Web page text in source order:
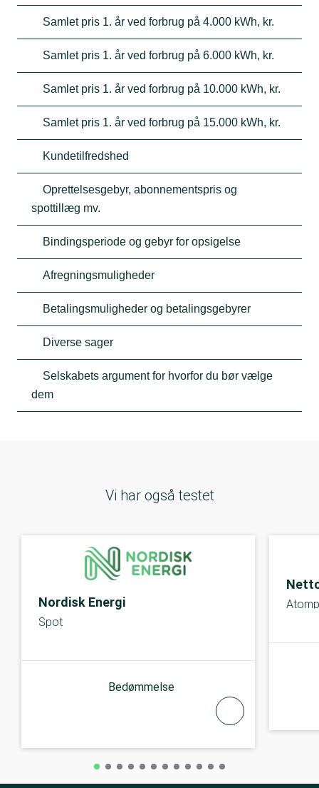
Samlet pris 1. år ved forbrug på 4.000 kWh, kr.
Samlet pris 1. år ved forbrug på 6.000 kWh, kr.
Samlet pris 1. år ved forbrug på 10.000 kWh, kr.
Samlet pris 1. år ved forbrug på 15.000 kWh, kr.
Kundetilfredshed
Oprettelsesgebyr, abonnementspris og
spottillæg mv.
Bindingsperiode og gebyr for opsigelse
Afregningsmuligheder
Betalingsmuligheder og betalingsgebyrer
Diverse sager
Selskabets argument for hvorfor du bør vælge
dem
Vi har også testet
Nordisk Energi
Spot
Bedømmelse